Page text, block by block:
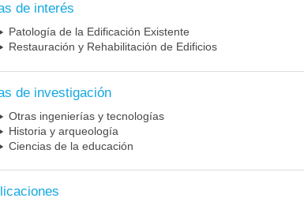
de interés
Patología de la Edificación Existente
Restauración y Rehabilitación de Edificios
de investigación
Otras ingenierías y tecnologías
Historia y arqueología
Ciencias de la educación